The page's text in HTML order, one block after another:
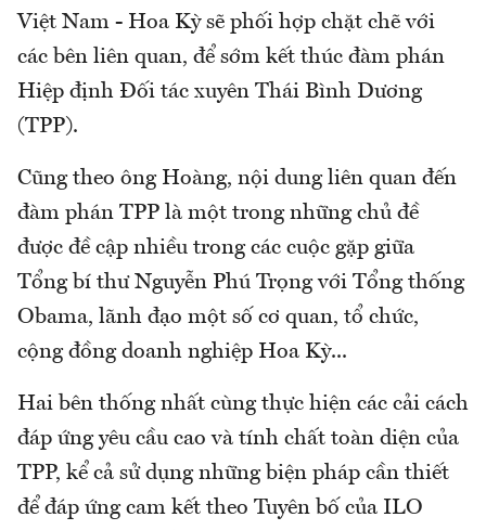
Việt Nam - Hoa Kỳ sẽ phối hợp chặt chẽ với
các bên liên quan, để sớm kết thúc đàm phán
Hiệp định Đối tác xuyên Thái Bình Dương
(TPP).
Cũng theo ông Hoàng, nội dung liên quan đến
đàm phán TPP là một trong những chủ đề
được đề cập nhiều trong các cuộc gặp giữa
Tổng bí thư Nguyễn Phú Trọng với Tổng thống
Obama, lãnh đạo một số cơ quan, tổ chức,
cộng đồng doanh nghiệp Hoa Kỳ...
Hai bên thống nhất cùng thực hiện các cải cách
đáp ứng yêu cầu cao và tính chất toàn diện của
TPP, kể cả sử dụng những biện pháp cần thiết
để đáp ứng cam kết theo Tuyên bố của ILO